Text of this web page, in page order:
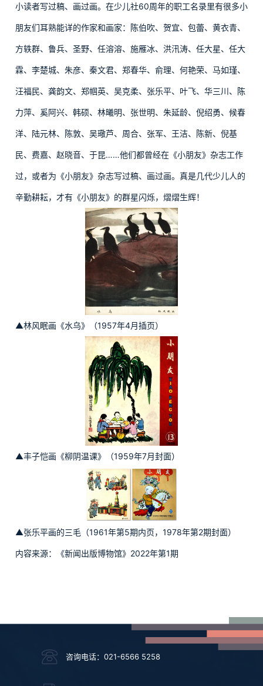
小读者写过稿、画过画。在少儿社60周年的职工名录里有很多小
朋友们耳熟能详的作家和画家：陈伯吹、贺宜、包蕾、黄衣青、
方轶群、鲁兵、圣野、任溶溶、施雁冰、洪汛涛、任大星、任大
霖、李楚城、朱彦、秦文君、郑春华、俞理、何艳荣、马如瑾、
汪福民、龚韵文、郑帼英、吴克柔、张乐平、叶飞、华三川、陈
力萍、奚阿兴、韩硕、林曦明、张世明、朱延龄、倪绍勇、候春
洋、陆元林、陈敦、吴璥芦、周合、张军、王洁、陈新、倪基
民、费嘉、赵晓音、于昆……他们都曾经在《小朋友》杂志工作
过，或者为《小朋友》杂志写过稿、画过画。真是几代少儿人的
辛勤耕耘，才有《小朋友》的群星闪烁，熠熠生辉！
▲林风眠画《水乌》（1957年4月插页）
▲丰子恺画《柳阴温课》（1959年7月封面）
▲张乐平画的三毛（1961年第5期内页，1978年第2期封面）
内容来源：《新闻出版博物馆》2022年第1期
咨询电话：021-6566 5258